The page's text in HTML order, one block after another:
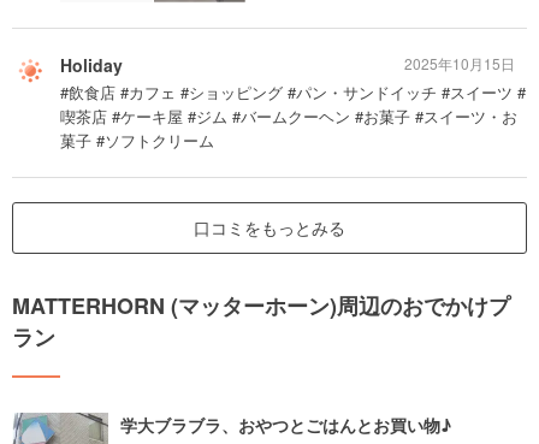
Holiday
#飲食店 #カフェ #ショッピング #パン・サンドイッチ #スイーツ #
喫茶店 #ケーキ屋 #ジム #バームクーヘン #お菓子 #スイーツ・お
菓子 #ソフトクリーム
2025年10月15日
口コミをもっとみる
MATTERHORN (マッターホーン)周辺のおでかけプ
ラン
学大ブラブラ、おやつとごはんとお買い物♪